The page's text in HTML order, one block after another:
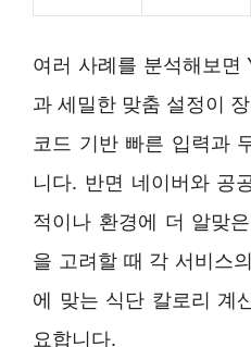
여러 사례를 분석해보면
과 세밀한 맞춤 설정이
코드 기반 빠른 입력과
니다. 반면 네이버와 공
적이나 환경에 더 알맞
을 고려할 때 각 서비스
에 맞는 식단 칼로리 계
요합니다.